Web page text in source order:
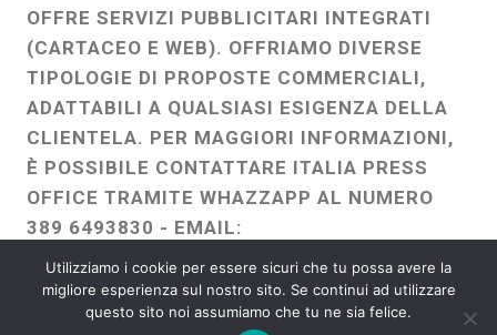
OFFRE SERVIZI PUBBLICITARI INTEGRATI
(CARTACEO E WEB). OFFRIAMO DIVERSE
TIPOLOGIE DI PROPOSTE COMMERCIALI,
ADATTABILI A QUALSIASI ESIGENZA DELLA
CLIENTELA. PER MAGGIORI INFORMAZIONI,
È POSSIBILE CONTATTARE ITALIA PRESS
OFFICE TRAMITE WHAZZAPP AL NUMERO
389 6493830 - EMAIL:
ITALIAPRESSOFFICE@GMAIL.COM
WEBMASTER :FRANCESCO GENTILE
FREELANCE
Utilizziamo i cookie per essere sicuri che tu possa avere la
migliore esperienza sul nostro sito. Se continui ad utilizzare
questo sito noi assumiamo che tu ne sia felice.